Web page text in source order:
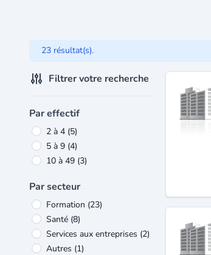
23 résultat(s).
Filtrer votre recherche
Par effectif
2 à 4 (5)
5 à 9 (4)
10 à 49 (3)
Par secteur
Formation (23)
Santé (8)
Services aux entreprises (2)
Autres (1)